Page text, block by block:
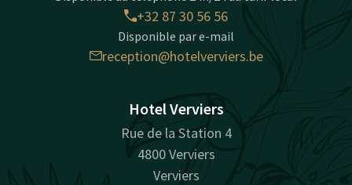
+32 87 30 56 56
Disponible par e-mail
reception@hotelverviers.be
Hotel Verviers
Rue de la Station 4
4800 Verviers
Verviers